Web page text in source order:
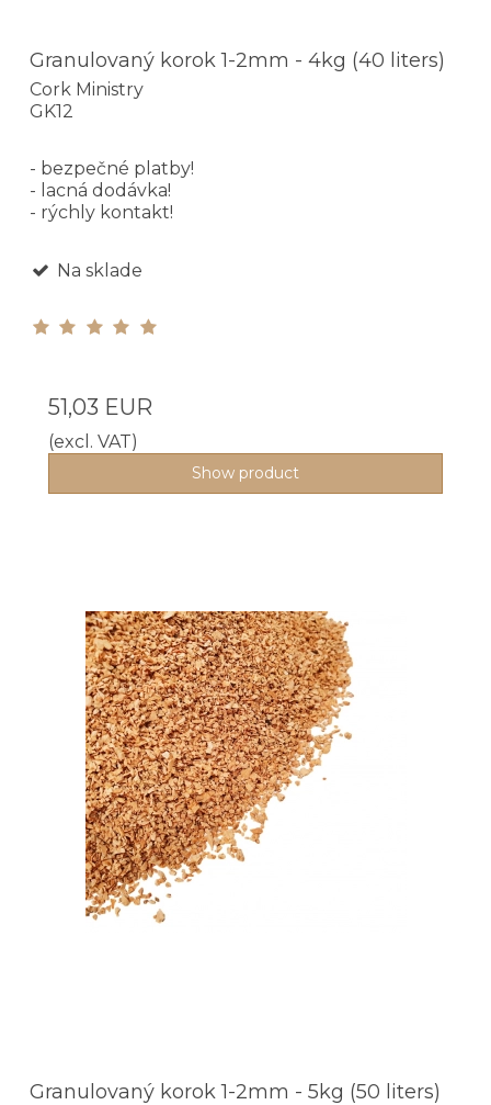
Granulovaný korok 1-2mm - 4kg (40 liters)
Cork Ministry
GK12
- bezpečné platby!
- lacná dodávka!
- rýchly kontakt!
Na sklade
51,03 EUR
(excl. VAT)
Show product
Granulovaný korok 1-2mm - 5kg (50 liters)